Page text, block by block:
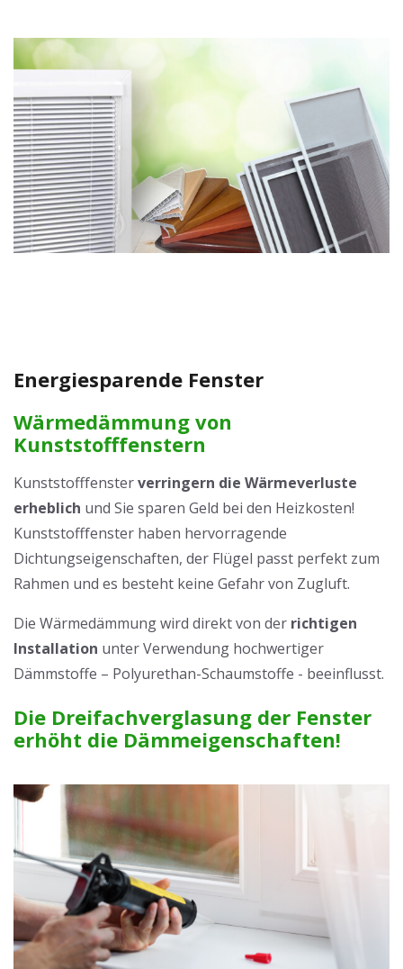
Energiesparende Fenster
Wärmedämmung von
Kunststofffenstern
Kunststofffensterverringern die Wärmeverluste
erheblich und Sie sparen Geld bei den Heizkosten!
Kunststofffenster haben hervorragende
Dichtungseigenschaften, der Flügel passt perfekt zum
Rahmen und es besteht keine Gefahr von Zugluft.
Die Wärmedämmung wird direkt von der richtigen
Installation unter Verwendung hochwertiger
Dämmstoffe – Polyurethan-Schaumstoffe - beeinflusst.
Die Dreifachverglasung der Fenster
erhöht die Dämmeigenschaften!